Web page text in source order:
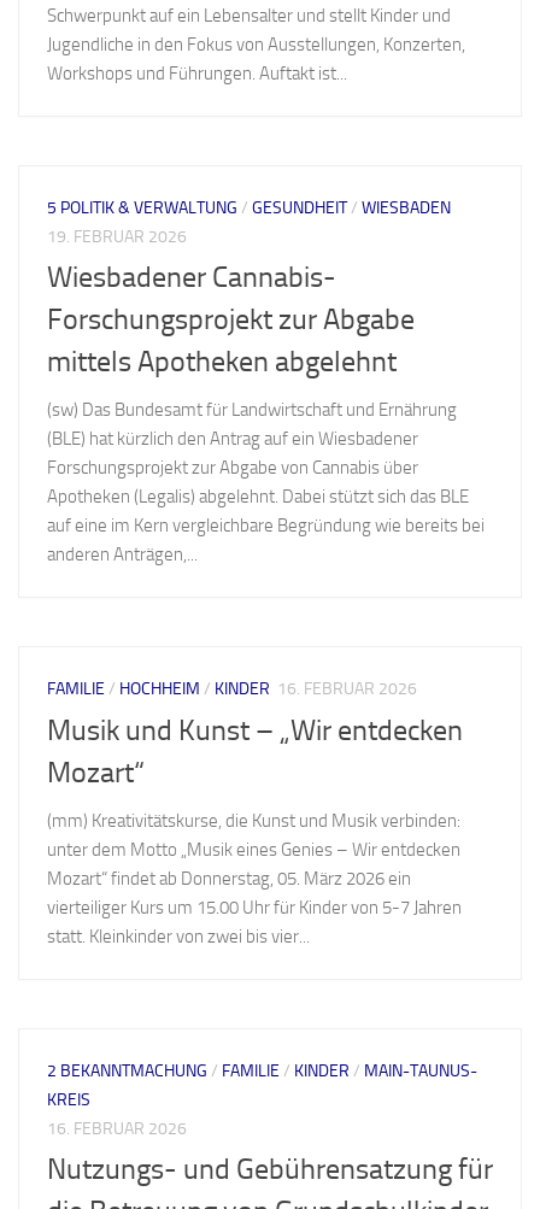
Schwerpunkt auf ein Lebensalter und stellt Kinder und
Jugendliche in den Fokus von Ausstellungen, Konzerten,
Workshops und Führungen. Auftakt ist...
5 POLITIK & VERWALTUNG / GESUNDHEIT/ WIESBADEN
19. FEBRUAR 2026
Wiesbadener Cannabis-
Forschungsprojekt zur Abgabe
mittels Apotheken abgelehnt
(sw) Das Bundesamt für Landwirtschaft und Ernährung
(BLE) hat kürzlich den Antrag auf ein Wiesbadener
Forschungsprojekt zur Abgabe von Cannabis über
Apotheken (Legalis) abgelehnt. Dabei stützt sich das BLE
auf eine im Kern vergleichbare Begründung wie bereits bei
anderen Anträgen,...
FAMILIE / HOCHHEIM / KINDER 16. FEBRUAR 2026
Musik und Kunst – „Wir entdecken
Mozart“
(mm) Kreativitätskurse, die Kunst und Musik verbinden:
unter dem Motto „Musik eines Genies – Wir entdecken
Mozart“ findet ab Donnerstag, 05. März 2026 ein
vierteiliger Kurs um 15.00 Uhr für Kinder von 5-7 Jahren
statt. Kleinkinder von zwei bis vier...
2 BEKANNTMACHUNG / FAMILIE / KINDER / MAIN-TAUNUS-
KREIS
16. FEBRUAR 2026
Nutzungs- und Gebührensatzung für